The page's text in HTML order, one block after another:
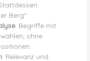
Berg“.
: Begriffe mit
ohne
: Relevanz und